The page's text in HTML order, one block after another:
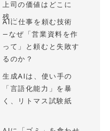
上司の価値はどこに
残...
AIに仕事を頼む技術
—なぜ「営業資料を作
って」と頼むと失敗す
るのか？
生成AIは、使い手の
「言語化能力」を暴
く、リトマス試験紙